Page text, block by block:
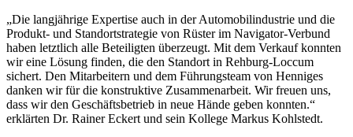
„Die langjährige Expertise auch in der Automobilindustrie und die
Produkt- und Standortstrategie von Rüster im Navigator-Verbund
haben letztlich alle Beteiligten überzeugt. Mit dem Verkauf konnten
wir eine Lösung finden, die den Standort in Rehburg-Loccum
sichert. Den Mitarbeitern und dem Führungsteam von Henniges
danken wir für die konstruktive Zusammenarbeit. Wir freuen uns,
dass wir den Geschäftsbetrieb in neue Hände geben konnten.“
erklärten Dr. Rainer Eckert und sein Kollege Markus Kohlstedt.